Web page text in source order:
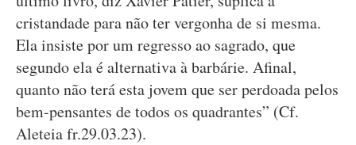
cristandade para não ter vergonha de si mesma.
Ela insiste por um regresso ao sagrado, que
segundo ela é alternativa à barbárie. Afinal,
quanto não terá esta jovem que ser perdoada pelos
bem-pensantes de todos os quadrantes” (Cf.
Aleteia fr.29.03.23).